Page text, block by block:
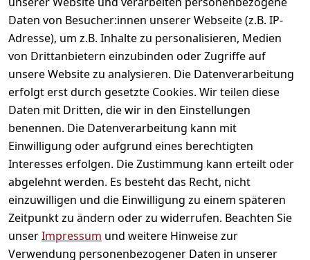
Daten von Besucher:innen unserer Webseite (z.B. IP-
Adresse), um z.B. Inhalte zu personalisieren, Medien
von Drittanbietern einzubinden oder Zugriffe auf
unsere Website zu analysieren. Die Datenverarbeitung
erfolgt erst durch gesetzte Cookies. Wir teilen diese
Daten mit Dritten, die wir in den Einstellungen
benennen. Die Datenverarbeitung kann mit
Einwilligung oder aufgrund eines berechtigten
Interesses erfolgen. Die Zustimmung kann erteilt oder
abgelehnt werden. Es besteht das Recht, nicht
einzuwilligen und die Einwilligung zu einem späteren
Zeitpunkt zu ändern oder zu widerrufen. Beachten Sie
unserImpressum und weitere Hinweise zur
Verwendung personenbezogener Daten in unserer
Informationen
Mein Konto
Vertrag widerrufen
Unternehmen